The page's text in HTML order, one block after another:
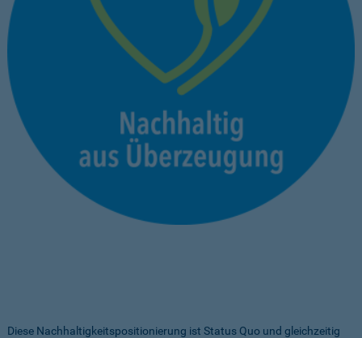
Diese Nachhaltigkeitspositionierung ist Status Quo und gleichzeitig